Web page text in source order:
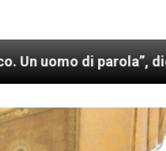
dietro le quinte